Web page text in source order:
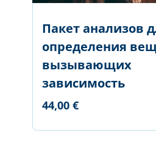
Пакет анализов
определения
вызывающих
зависимость
44,00 €